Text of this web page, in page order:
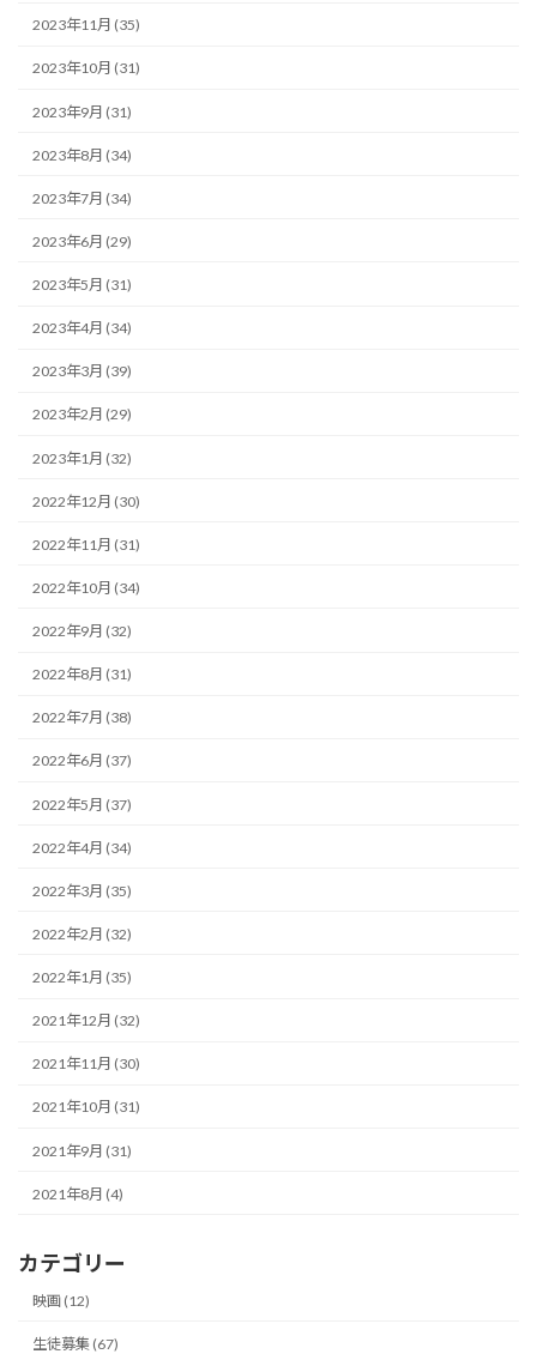
2023年11月 (35)
2023年10月 (31)
2023年9月 (31)
2023年8月 (34)
2023年7月 (34)
2023年6月 (29)
2023年5月 (31)
2023年4月 (34)
2023年3月 (39)
2023年2月 (29)
2023年1月 (32)
2022年12月 (30)
2022年11月 (31)
2022年10月 (34)
2022年9月 (32)
2022年8月 (31)
2022年7月 (38)
2022年6月 (37)
2022年5月 (37)
2022年4月 (34)
2022年3月 (35)
2022年2月 (32)
2022年1月 (35)
2021年12月 (32)
2021年11月 (30)
2021年10月 (31)
2021年9月 (31)
2021年8月 (4)
カテゴリー
映画 (12)
生徒募集 (67)